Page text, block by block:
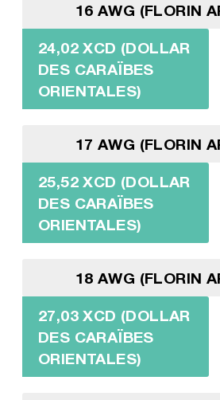
16 AWG (FLORIN
24,02 XCD (DOLLAR
DES CARAÏBES
ORIENTALES)
17 AWG (FLORIN
25,52 XCD (DOLLAR
DES CARAÏBES
ORIENTALES)
18 AWG (FLORIN
27,03 XCD (DOLLAR
DES CARAÏBES
ORIENTALES)